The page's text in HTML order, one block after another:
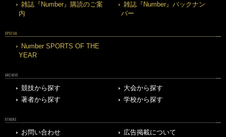
雑誌『Number』購読のご案
内
雑誌『Number』バックナン
バー
SPECIAL
Number SPORTS OF THE
YEAR
ARCHIVE
競技から探す
大会から探す
著者から探す
学校から探す
OTHERS
お問い合わせ 広告掲載について